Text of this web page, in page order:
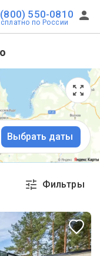
550-0810
по России
Выбрать даты
Фильтры